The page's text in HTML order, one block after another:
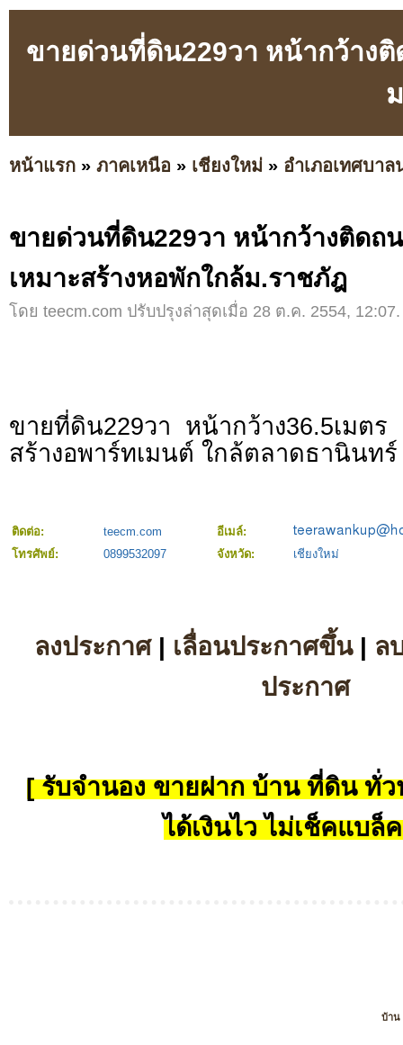
ขายด่วนที่ดิน229วา หน้ากว้างติ
หน้าแรก » ภาคเหนือ » เชียงใหม่ » อำเภอเทศบาล
ขายด่วนที่ดิน229วา หน้ากว้างติดถ
เหมาะสร้างหอพักใกล้ม.ราชภัฎ
โดย teecm.com ปรับปรุงล่าสุดเมื่อ 28 ต.ค. 2554, 12:07.
ขายที่ดิน229วา หน้ากว้าง36.5เมต
สร้างอพาร์ทเมนต์ ใกล้ตลาดธานินท
ติดต่อ: teecm.com
อีเมล์:
โทรศัพย์:
0899532097 จังหวัด: เชียงใหม่
ลงประกาศ| เลื่อนประกาศขึ้น| ล
ประกาศ
[ รับจำนอง ขายฝาก บ้าน ที่ดิน ทั่ว
ได้เงินไว ไม่เช็คแบล็
บ้าน